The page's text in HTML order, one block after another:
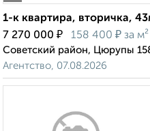
1-к квартира, вторичка,
7 270 000 ₽ 158 400 ₽ за м²
Советский район, Цюрупы
Агентство, 07.08.2026